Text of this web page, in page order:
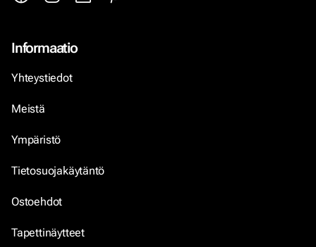
Informaatio
Yhteystiedot
Meistä
Ympäristö
Tietosuojakäytäntö
Ostoehdot
Tapettinäytteet